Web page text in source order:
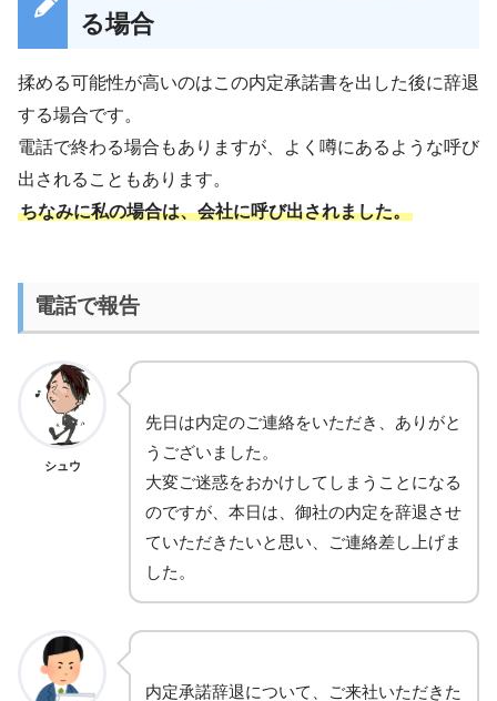
る場合
揉める可能性が高いのはこの内定承諾書を出した後に辞退
する場合です。
電話で終わる場合もありますが、よく噂にあるような呼び
出されることもあります。
ちなみに私の場合は、会社に呼び出されました。
電話で報告
シュウ
先日は内定のご連絡をいただき、ありがと
うございました。
大変ご迷惑をおかけしてしまうことになる
のですが、本日は、御社の内定を辞退させ
ていただきたいと思い、ご連絡差し上げま
した。
内定承諾辞退について、ご来社いただきた